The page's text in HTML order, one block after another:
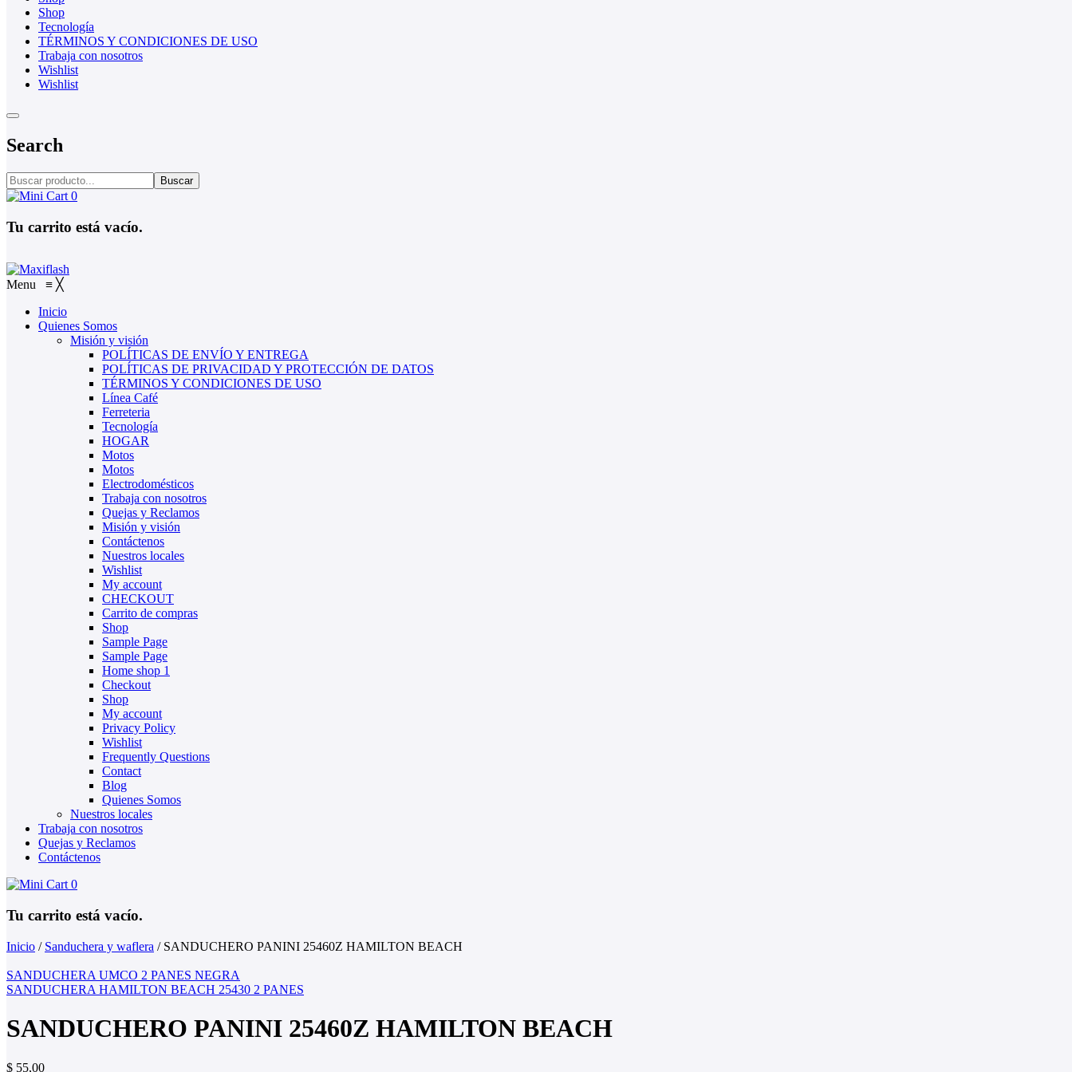
Shop
Tecnología
TÉRMINOS Y CONDICIONES DE USO
Trabaja con nosotros
Wishlist
Wishlist
Search
Buscar
0
Tu carrito está vacío.
Menu ≡ ╳
Inicio
Quienes Somos
Misión y visión
POLÍTICAS DE ENVÍO Y ENTREGA
POLÍTICAS DE PRIVACIDAD Y PROTECCIÓN DE DATOS
TÉRMINOS Y CONDICIONES DE USO
Línea Café
Ferreteria
Tecnología
HOGAR
Motos
Motos
Electrodomésticos
Trabaja con nosotros
Quejas y Reclamos
Misión y visión
Contáctenos
Nuestros locales
Wishlist
My account
CHECKOUT
Carrito de compras
Shop
Sample Page
Sample Page
Home shop 1
Checkout
Shop
My account
Privacy Policy
Wishlist
Frequently Questions
Contact
Blog
Quienes Somos
Nuestros locales
Trabaja con nosotros
Quejas y Reclamos
Contáctenos
0
Tu carrito está vacío.
Inicio / Sanduchera y waflera /SANDUCHERO PANINI 25460Z HAMILTON BEACH
SANDUCHERA UMCO 2 PANES NEGRA
SANDUCHERA HAMILTON BEACH 25430 2 PANES
SANDUCHERO PANINI 25460Z HAMILTON BEACH
$ 55,00